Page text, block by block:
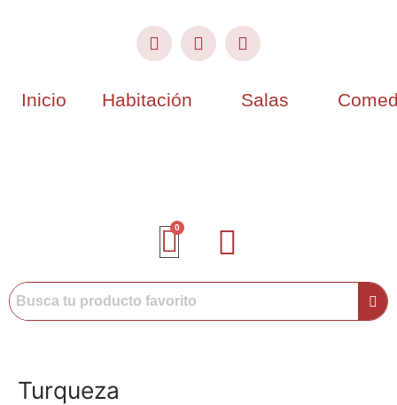
Inicio Habitación Salas
Turqueza